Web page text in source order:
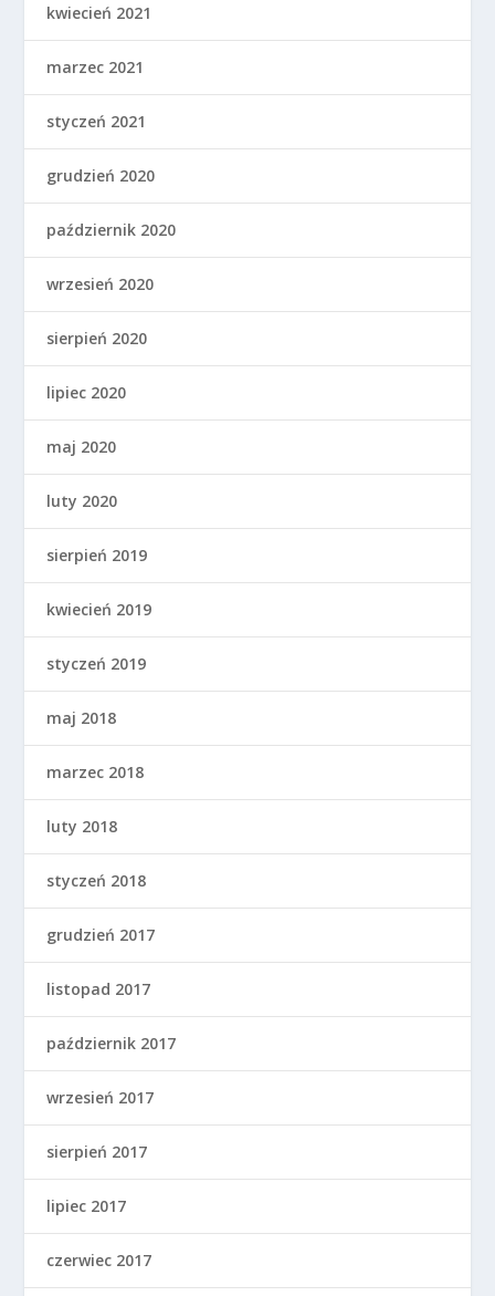
kwiecień 2021
marzec 2021
styczeń 2021
grudzień 2020
październik 2020
wrzesień 2020
sierpień 2020
lipiec 2020
maj 2020
luty 2020
sierpień 2019
kwiecień 2019
styczeń 2019
maj 2018
marzec 2018
luty 2018
styczeń 2018
grudzień 2017
listopad 2017
październik 2017
wrzesień 2017
sierpień 2017
lipiec 2017
czerwiec 2017